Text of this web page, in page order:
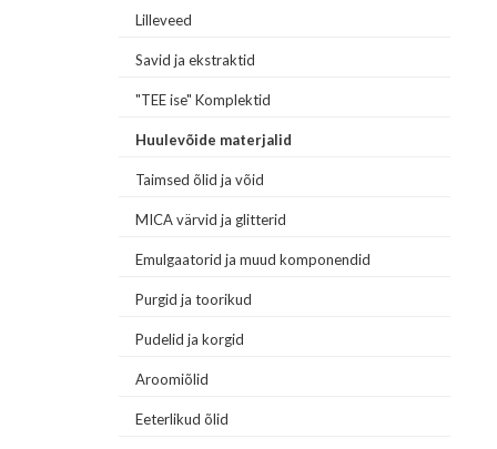
Lilleveed
Savid ja ekstraktid
"TEE ise" Komplektid
Huulevõide materjalid
Taimsed õlid ja võid
MICA värvid ja glitterid
Emulgaatorid ja muud komponendid
Purgid ja toorikud
Pudelid ja korgid
Aroomiõlid
Eeterlikud õlid